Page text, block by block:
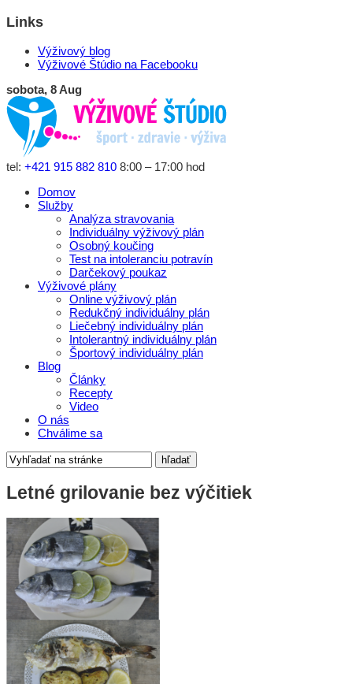
Links
Výživový blog
Výživové Štúdio na Facebooku
sobota, 8 Aug
tel: +421 915 882 810 8:00 – 17:00 hod
Domov
Služby
Analýza stravovania
Individuálny výživový plán
Osobný koučing
Test na intoleranciu potravín
Darčekový poukaz
Výživové plány
Online výživový plán
Redukčný individuálny plán
Liečebný individuálny plán
Intolerantný individuálny plán
Športový individuálny plán
Blog
Články
Recepty
Video
O nás
Chválime sa
Letné grilovanie bez výčitiek